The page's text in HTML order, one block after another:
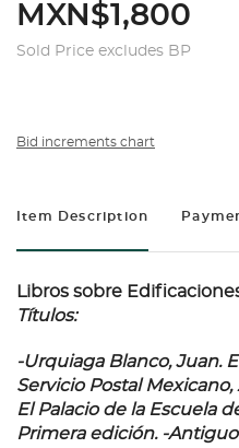
MXN$1,800
Sold Price excludes BP
Bid increments chart
Item Description
Libros sobre
Títulos:
-Urquiaga Blanco, Juan.
Servicio Postal
El Palacio de la Escuela
Primera edición. -